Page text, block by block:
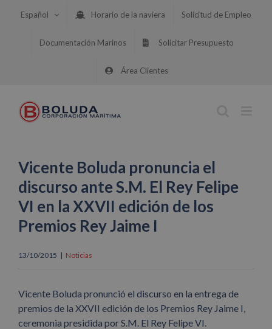
Español Horario de la naviera Solicitud de Empleo
Documentación Marinos Solicitar Presupuesto
Área Clientes
Vicente Boluda pronuncia el
discurso ante S.M. El Rey Felipe
VI en la XXVII edición de los
Premios Rey Jaime I
13/10/2015 | Noticias
Vicente Boluda pronunció el discurso en la entrega de
premios de la XXVII edición de los Premios Rey Jaime I,
ceremonia presidida por S.M. El Rey Felipe VI.